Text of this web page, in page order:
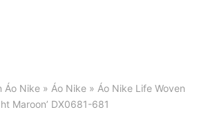
Áo Nike » Áo Nike » Áo Nike Life Woven
Maroon’ DX0681-681